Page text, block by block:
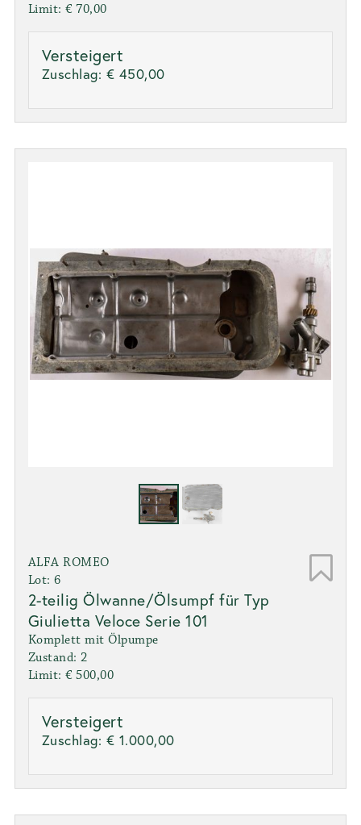
Limit: € 70,00
Versteigert
Zuschlag: € 450,00
ALFA ROMEO
Lot: 6
2-teilig Ölwanne/Ölsumpf für Typ
Giulietta Veloce Serie 101
Komplett mit Ölpumpe
Zustand: 2
Limit: € 500,00
Versteigert
Zuschlag: € 1.000,00